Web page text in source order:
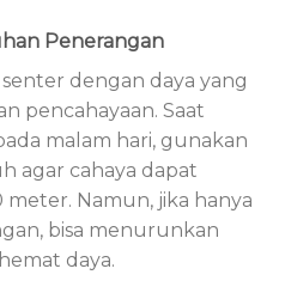
Penerangan
dengan daya yang
pencahayaan. Saat
malam hari, gunakan
agar cahaya dapat
Namun, jika hanya
bisa menurunkan
daya.